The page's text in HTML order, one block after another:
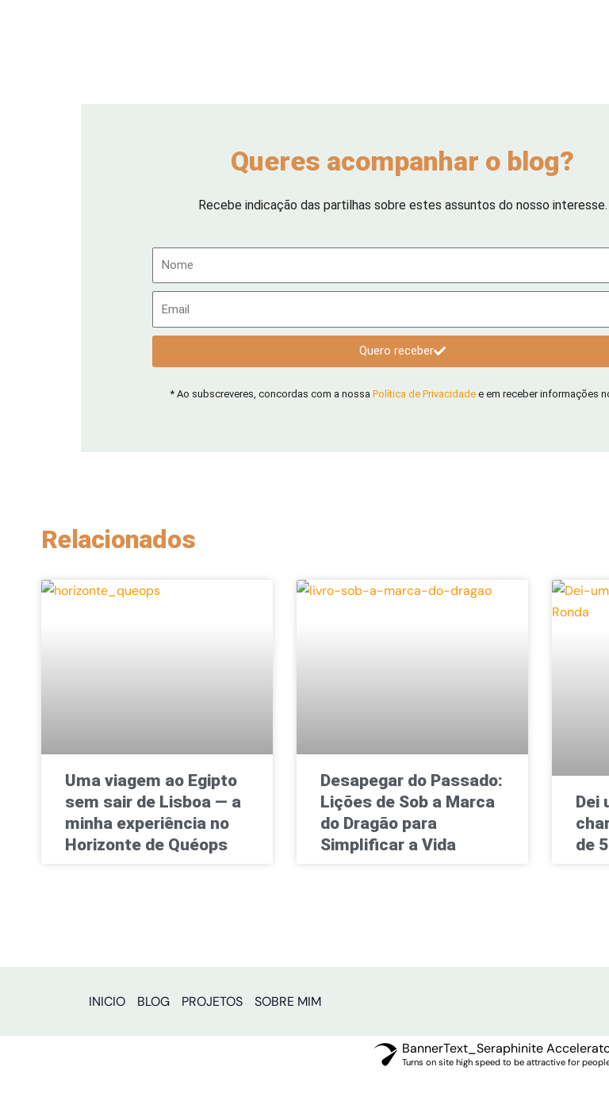
Queres acompanhar o blog?
Recebe indicação das partilhas sobre estes assuntos do nosso interesse.
Nome
Email
Quero receber
* Ao subscreveres, concordas com a nossa Política de Privacidade e em receber informações
Relacionados
Uma viagem ao Egipto
sem sair de Lisboa — a
minha experiência no
Horizonte de Quéops
Desapegar do Passado:
Lições de Sob a Marca
do Dragão para
Simplificar a Vida
Dei
de
INICIO BLOG PROJETOS SOBRE MIM
BannerText_Seraphinite
Turns on site high speed to be attractive for